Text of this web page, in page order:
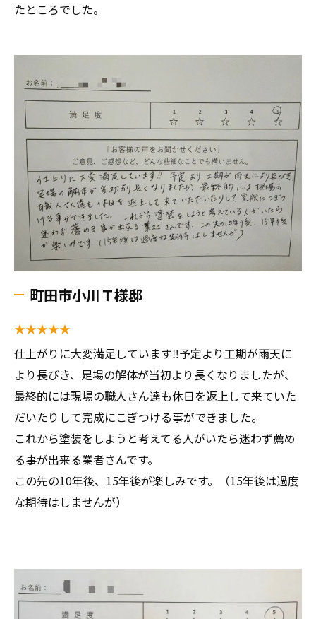
たところでした。
町田市小川Ｔ様邸
★★★★★
仕上がりに大変満足しています‼︎予定より工期が雨天に
より長びき、足場の解体が当初より長くなりましたが、
最終的には現場の職人さん達も休日を返上して来ていた
だいたりして完成にこぎつける事ができました。
これから塗装をしようと考えてる人がいたら迷わず薦め
る事が出来る業者さんです。
この先の10年後、15年後が楽しみです。（15年後は過度
な期待はしませんが）